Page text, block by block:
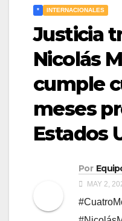
* INTERNACIONALES
Justicia
Nicolás
cumple
meses
Estados
Por
MAY 2,